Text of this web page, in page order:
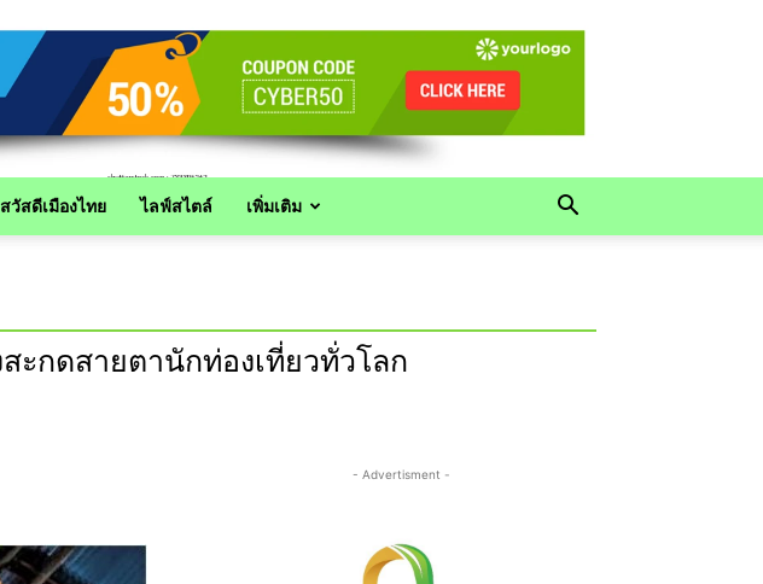
สวัสดีเมืองไทย ไลฟ์สไตล์ เพิ่มเติม
ะกดสายตานักท่องเที่ยวทั่วโลก
- Advertisment -